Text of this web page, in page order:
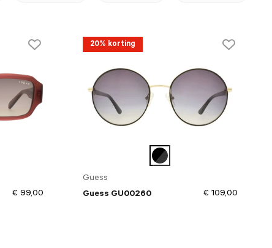
€ 99,00
20% korting
Guess
Guess GU00260
€ 109,00